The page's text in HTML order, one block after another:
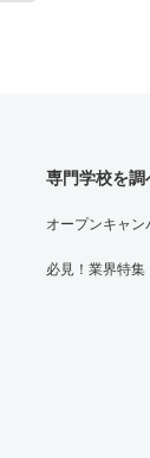
専門学校を調
オープンキャン
必見！業界特集